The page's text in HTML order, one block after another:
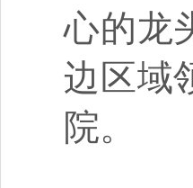
心的龙
边区域
院。